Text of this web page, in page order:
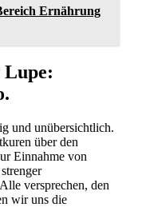
Ernährung
und unübersichtlich.
über den
Einnahme von
versprechen, den
wir uns die